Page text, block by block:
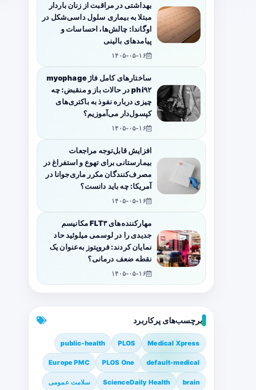
بهداشتی در مراقبت از زنان باردار
مبتلا به بیماری سلول داسی‌شکل در
اوگاندا: چالش‌ها، احساسات و
پیامدهای بالینی
۱۴۰۵-۰۵-۱۶
ساختارهای کامل فاژ myophage
phi۹۲ در حالات باز و منقبض: چه
چیزی درباره نفوذ به باکتری‌های
کپسول‌دار می‌آموزیم؟
۱۴۰۵-۰۵-۱۶
افزایش قابل‌توجه مراجعات
بیمارستانی برای تهوع و استفراغ در
مصرف‌کنندگان مکرر ماری‌جوانا در
آمریکا: چه باید دانست؟
۱۴۰۵-۰۵-۱۶
مهارکننده‌های FLT۳ مکانیسم
جدیدی را در لوسمی میلوئید حاد
نمایان کردند: فروپتوز به‌عنوان یک
نقطه ضعف درمانی؟
۱۴۰۵-۰۵-۱۶
برچسب‌های پرکاربرد
Medical Xpress
PLOS
public-health
default-medical
PLOS One
Europe PMC
brain
ScienceDaily Health سلامت عمومی